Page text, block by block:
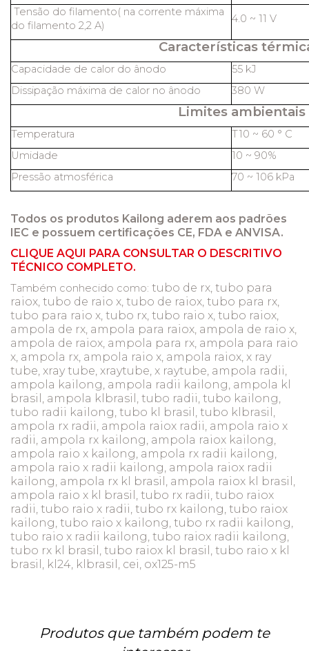
Tensão do filamento( na corrente máxima
do filamento 2,2 A)
4.0 ~ 11 V
Características
Capacidade de calor do ânodo
55 kJ
Dissipação máxima de calor no ânodo
380 W
Limites ambientais
Temperatura
T10 ~ 60 ° C
Umidade
10 ~ 90%
Pressão atmosférica
70 ~ 106 kPa
Todos os produtos Kailong aderem aos padrões
IEC e possuem certificações CE, FDA e ANVISA.
CLIQUE AQUI PARA CONSULTAR O DESCRITIVO
TÉCNICO COMPLETO.
Também conhecido como: tubo de rx, tubo para
raiox, tubo de raio x, tubo de raiox, tubo para rx,
tubo para raio x, tubo rx, tubo raio x, tubo raiox,
ampola de rx, ampola para raiox, ampola de raio x,
ampola de raiox, ampola para rx, ampola para raio
x, ampola rx, ampola raio x, ampola raiox, x ray
tube, xray tube, xraytube, x raytube, ampola radii,
ampola kailong, ampola radii kailong, ampola kl
brasil, ampola klbrasil, tubo radii, tubo kailong,
tubo radii kailong, tubo kl brasil, tubo klbrasil,
ampola rx radii, ampola raiox radii, ampola raio x
radii, ampola rx kailong, ampola raiox kailong,
ampola raio x kailong, ampola rx radii kailong,
ampola raio x radii kailong, ampola raiox radii
kailong, ampola rx kl brasil, ampola raiox kl brasil,
ampola raio x kl brasil, tubo rx radii, tubo raiox
radii, tubo raio x radii, tubo rx kailong, tubo raiox
kailong, tubo raio x kailong, tubo rx radii kailong,
tubo raio x radii kailong, tubo raiox radii kailong,
tubo rx kl brasil, tubo raiox kl brasil, tubo raio x kl
brasil, kl24, klbrasil, cei, ox125-m5
Produtos que também podem te